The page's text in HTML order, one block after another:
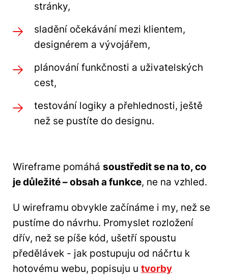
stránky,
sladění očekávání mezi klientem,
designérem a vývojářem,
plánování funkčnosti a uživatelských
cest,
testování logiky a přehlednosti, ještě
než se pustíte do designu.
Wireframe pomáhá soustředit se na to, co
je důležité – obsah a funkce, ne na vzhled.
U wireframu obvykle začínáme i my, než se
pustíme do návrhu. Promyslet rozložení
dřív, než se píše kód, ušetří spoustu
předělávek - jak postupuju od náčrtu k
hotovému webu, popisuju u tvorby